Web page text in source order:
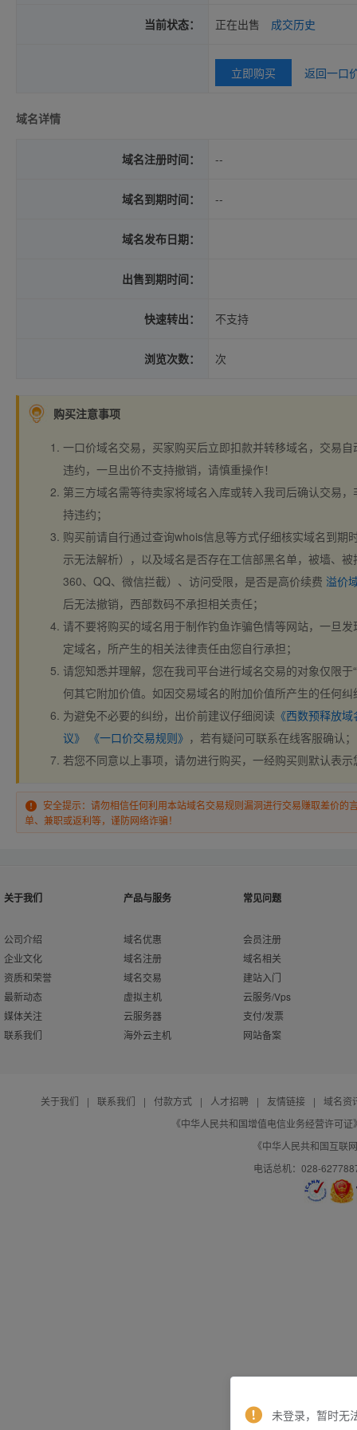
当前状态： 正在出售 成交历史
立即购买 返回一口
域名详情
域名注册时间： --
域名到期时间： --
域名发布日期：
出售到期时间：
快速转出： 不支持
浏览次数： 次
购买注意事项
一口价域名交易，买家购买后立即扣款并转移域名，交易
违约，一旦出价不支持撤销，请慎重操作！
第三方域名需等待卖家将域名入库或转入我司后确认交易
持违约；
购买前请自行通过查询whois信息等方式仔细核实域名到期
示无法解析），以及域名是否存在工信部黑名单，被墙、
360、QQ、微信拦截）、访问受限，是否是高价续费 溢价
后无法撤销，西部数码不承担相关责任；
请不要将购买的域名用于制作钓鱼诈骗色情等网站，一旦
定域名，所产生的相关法律责任由您自行承担；
请您知悉并理解，您在我司平台进行域名交易的对象仅限于
何其它附加价值。如因交易域名的附加价值所产生的任何
为避免不必要的纠纷，出价前建议仔细阅读 《西数预释放
议》
《一口价交易规则》 ，若有疑问可联系在线客服确认；
若您不同意以上事项，请勿进行购买，一经购买则默认表
安全提示：请勿相信任何利用本站域名交易规则漏洞进行交易赚取差价的
单、兼职或返利等，谨防网络诈骗！
关于我们
公司介绍
企业文化
资质和荣誉
最新动态
媒体关注
联系我们
产品与服务
域名优惠
域名注册
域名交易
虚拟主机
云服务器
海外云主机
常见问题
会员注册
域名相关
建站入门
云服务/Vps
支付/发票
网站备案
关于我们 | 联系我们 | 付款方式 | 人才招聘 | 友情链接 |
域名资
《中华人民共和国增值电信业务经营许可
《中华人民共和国互联
电话总机：028-
未登录，暂时无